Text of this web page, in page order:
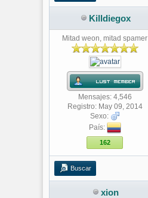
Killdiegox
Mitad weon, mitad spamer
Mensajes: 4,546
Registro: May 09, 2014
Sexo:
País:
162
Buscar
xion